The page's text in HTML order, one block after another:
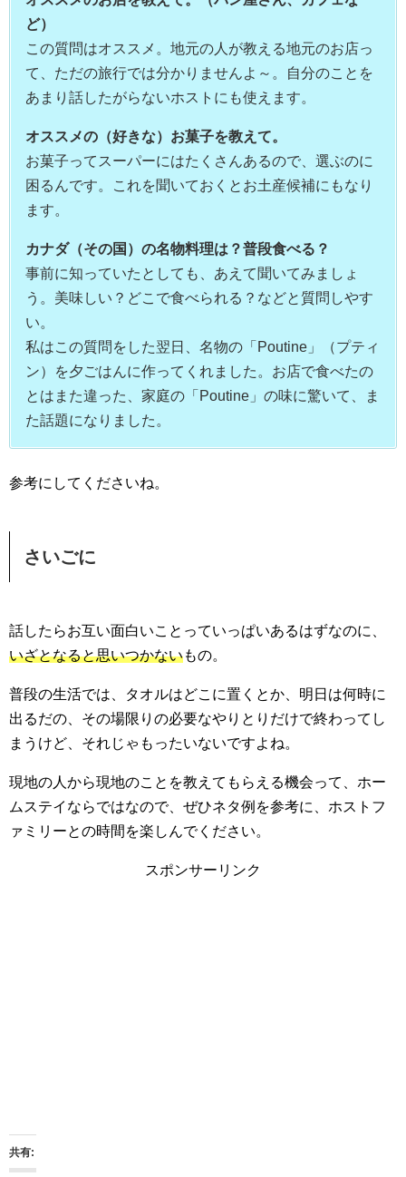
ど）
この質問はオススメ。地元の人が教える地元のお店っ
て、ただの旅行では分かりませんよ～。自分のことを
あまり話したがらないホストにも使えます。
オススメの（好きな）お菓子を教えて。
お菓子ってスーパーにはたくさんあるので、選ぶのに
困るんです。これを聞いておくとお土産候補にもなり
ます。
カナダ（その国）の名物料理は？普段食べる？
事前に知っていたとしても、あえて聞いてみましょ
う。美味しい？どこで食べられる？などと質問しやす
い。
私はこの質問をした翌日、名物の「Poutine」（プティ
ン）を夕ごはんに作ってくれました。お店で食べたの
とはまた違った、家庭の「Poutine」の味に驚いて、ま
た話題になりました。
参考にしてくださいね。
さいごに
話したらお互い面白いことっていっぱいあるはずなのに、
いざとなると思いつかないもの。
普段の生活では、タオルはどこに置くとか、明日は何時に
出るだの、その場限りの必要なやりとりだけで終わってし
まうけど、それじゃもったいないですよね。
現地の人から現地のことを教えてもらえる機会って、ホー
ムステイならではなので、ぜひネタ例を参考に、ホストフ
ァミリーとの時間を楽しんでください。
スポンサーリンク
共有: